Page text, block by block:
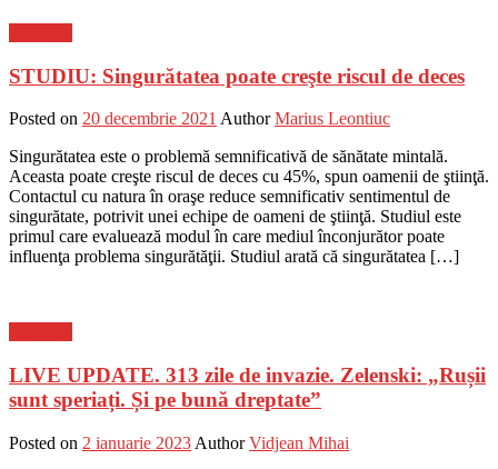
STUDIU: Singurătatea poate creşte riscul de deces
Posted on 20 decembrie 2021 Author Marius Leontiuc
Singurătatea este o problemă semnificativă de sănătate mintală.
Aceasta poate creşte riscul de deces cu 45%, spun oamenii de ştiinţă.
Contactul cu natura în oraşe reduce semnificativ sentimentul de
singurătate, potrivit unei echipe de oameni de ştiinţă. Studiul este
primul care evaluează modul în care mediul înconjurător poate
influenţa problema singurătăţii. Studiul arată că singurătatea […]
LIVE UPDATE. 313 zile de invazie. Zelenski: „Rușii
sunt speriați. Și pe bună dreptate”
Posted on 2 ianuarie 2023 Author Vidjean Mihai